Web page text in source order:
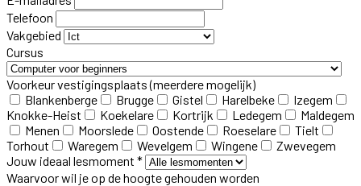
Telefoon
Vakgebied
Cursus
Voorkeur vestigingsplaats(meerdere mogelijk)
Blankenberge
Brugge Gistel Harelbeke
Izegem
Knokke-Heist
Koekelare Kortrijk Ledegem
Maldegem
Menen
Moorslede Oostende Roeselare
Tielt
Torhout
Waregem Wevelgem Wingene
Zwevegem
Jouw ideaal lesmoment *
Waarvoor wil je op de hoogte gehouden worden